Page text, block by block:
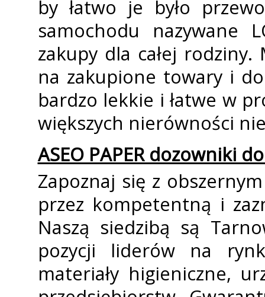
by łatwo je było
samochodu nazywane
zakupy dla całej
na zakupione towary i
bardzo lekkie i łatwe w
większych nierówności
ASEO PAPER dozowniki
Zapoznaj się z
przez kompetentną i
Naszą siedzibą są
pozycji liderów na
materiały higieniczne,